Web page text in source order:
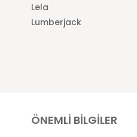
Lela
Lumberjack
ÖNEMLİ BİLGİLER